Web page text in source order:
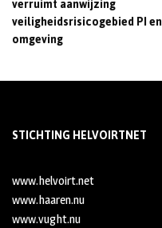
verruimt aanwijzing
veiligheidsrisicogebied PI en
omgeving
STICHTING HELVOIRTNET
www.helvoirt.net
www.haaren.nu
www.vught.nu